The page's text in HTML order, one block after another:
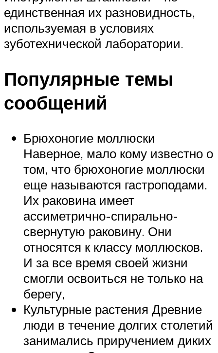
единственная их разновидность,
используемая в условиях
зуботехнической лаборатории.
Популярные темы
сообщений
Брюхоногие моллюски
Наверное, мало кому известно о
том, что брюхоногие моллюски
еще называются гастроподами.
Их раковина имеет
ассиметрично-спирально-
свернутую раковину. Они
относятся к классу моллюсков.
И за все время своей жизни
смогли освоиться не только на
берегу,
Культурные растения Древние
люди в течение долгих столетий
занимались приручением диких